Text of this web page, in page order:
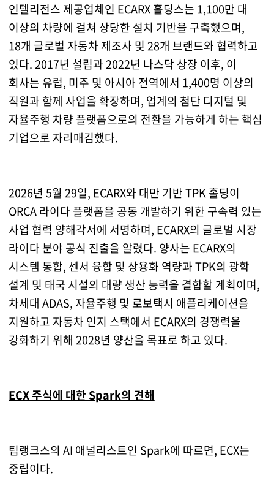
인텔리전스 제공업체인 ECARX 홀딩스는 1,100만 대
이상의 차량에 걸쳐 상당한 설치 기반을 구축했으며,
18개 글로벌 자동차 제조사 및 28개 브랜드와 협력하고
있다. 2017년 설립과 2022년 나스닥 상장 이후, 이
회사는 유럽, 미주 및 아시아 전역에서 1,400명 이상의
직원과 함께 사업을 확장하며, 업계의 첨단 디지털 및
자율주행 차량 플랫폼으로의 전환을 가능하게 하는 핵심
기업으로 자리매김했다.
2026년 5월 29일, ECARX와 대만 기반 TPK 홀딩이
ORCA 라이다 플랫폼을 공동 개발하기 위한 구속력 있는
사업 협력 양해각서에 서명하며, ECARX의 글로벌 시장
라이다 분야 공식 진출을 알렸다. 양사는 ECARX의
시스템 통합, 센서 융합 및 상용화 역량과 TPK의 광학
설계 및 태국 시설의 대량 생산 능력을 결합할 계획이며,
차세대 ADAS, 자율주행 및 로보택시 애플리케이션을
지원하고 자동차 인지 스택에서 ECARX의 경쟁력을
강화하기 위해 2028년 양산을 목표로 하고 있다.
ECX 주식에 대한 Spark의 견해
팁랭크스의 AI 애널리스트인 Spark에 따르면, ECX는
중립이다.